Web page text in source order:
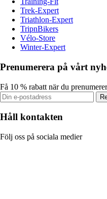
Trek-Expert
Triathlon-Expert
TripnBikers
Vélo-Store
Winter-Expert
Prenumerera på vårt
Få 10 % rabatt när du
Håll kontakten
Följ oss på sociala medier